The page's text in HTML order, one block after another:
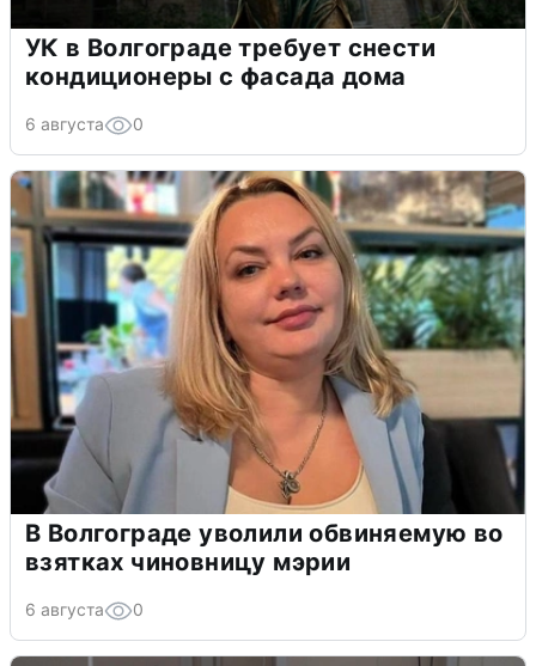
УК в Волгограде требует снести
кондиционеры с фасада дома
6 августа 0
В Волгограде уволили обвиняемую во
взятках чиновницу мэрии
6 августа 0